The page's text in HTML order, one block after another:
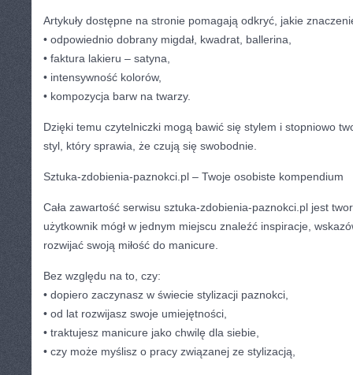
Artykuły dostępne na stronie pomagają odkryć, jakie
• odpowiednio dobrany migdał, kwadrat, ballerina,
• faktura lakieru – satyna,
• intensywność kolorów,
• kompozycja barw na twarzy.
Dzięki temu czytelniczki mogą bawić się stylem i stopniowo
styl, który sprawia, że czują się swobodnie.
Sztuka-zdobienia-paznokci.pl – Twoje osobiste kompendium
Cała zawartość serwisu sztuka-zdobienia-paznokci.pl jest
użytkownik mógł w jednym miejscu znaleźć inspiracje,
rozwijać swoją miłość do manicure.
Bez względu na to, czy:
• dopiero zaczynasz w świecie stylizacji paznokci,
• od lat rozwijasz swoje umiejętności,
• traktujesz manicure jako chwilę dla siebie,
• czy może myślisz o pracy związanej ze stylizacją,